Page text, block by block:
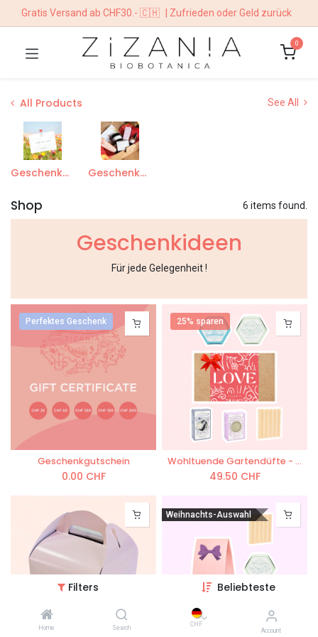
Filters Beliebteste
Home Search
CHF
Account
Gratis Versand ab CHF30.- 🇨🇭 | Zufrieden oder Geld zurück
0
All Products See All
Geschenkgutschein Geschenkbox
Shop 6 items found.
Geschenkideen
Für jede Gelegenheit !
Perfektes Geschenk
Geschenkgutschein
0.00 CHF
25% sparen
Wohltuende Gartendüfte - Love Geschenkset
49.50 CHF
Weihnachts-Auswahl